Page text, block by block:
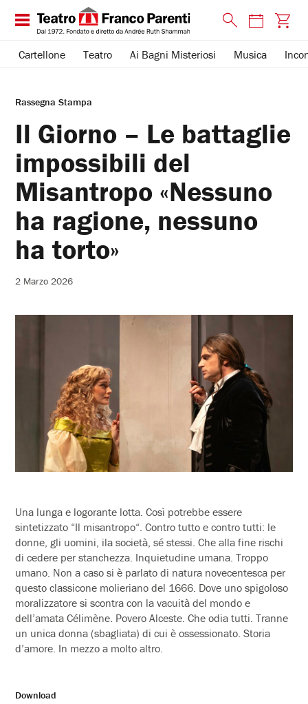
Cartellone Teatro Ai Bagni Misteriosi Musica
Rassegna Stampa
Il Giorno – Le battaglie
impossibili del
Misantropo «Nessuno
ha ragione, nessuno
ha torto»
2 Marzo 2026
Una lunga e logorante lotta. Così potrebbe essere
sintetizzato “Il misantropo“. Contro tutto e contro tutti: le
donne, gli uomini, ila società, sé stessi. Che alla fine rischi
di cedere per stanchezza. Inquietudine umana. Troppo
umano. Non a caso si è parlato di natura novecentesca per
questo classicone molieriano del 1666. Dove uno spigoloso
moralizzatore si scontra con la vacuità del mondo e
dell’amata Célimène. Povero Alceste. Che odia tutti. Tranne
un unica donna (sbagliata) di cui è ossessionato. Storia
d’amore. In mezzo a molto altro.
Download